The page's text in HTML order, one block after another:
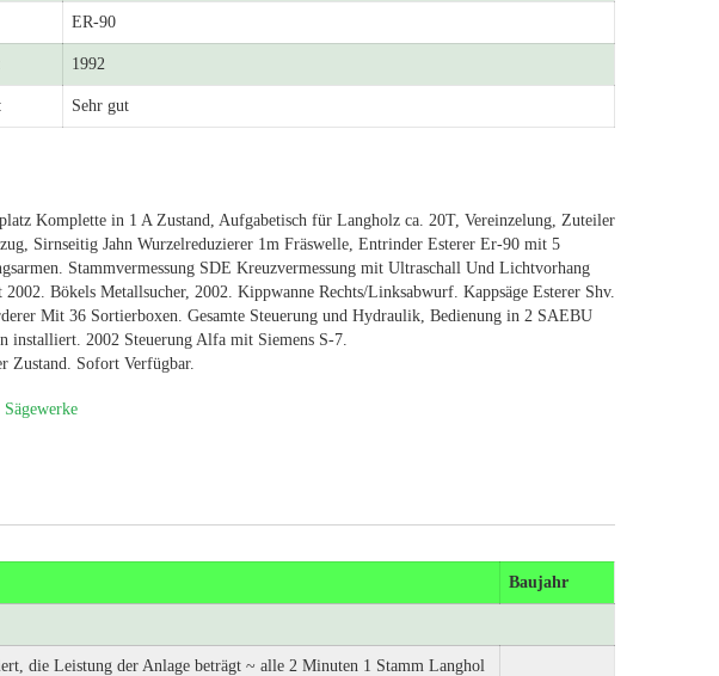
ER-90
1992
Sehr gut
Komplette in 1 A Zustand, Aufgabetisch für Langholz ca. 20T, Vereinzelung, Zuteiler
Sirnseitig Jahn Wurzelreduzierer 1m Fräswelle, Entrinder Esterer Er-90 mit 5
Stammvermessung SDE Kreuzvermessung mit Ultraschall Und Lichtvorhang
2002. Bökels Metallsucher, 2002. Kippwanne Rechts/Linksabwurf. Kappsäge Esterer Shv.
Mit 36 Sortierboxen. Gesamte Steuerung und Hydraulik, Bedienung in 2 SAEBU
installiert. 2002 Steuerung Alfa mit Siemens S-7.
Zustand. Sofort Verfügbar.
Sägewerke
Baujahr
die Leistung der Anlage beträgt ~ alle 2 Minuten 1 Stamm Langhol